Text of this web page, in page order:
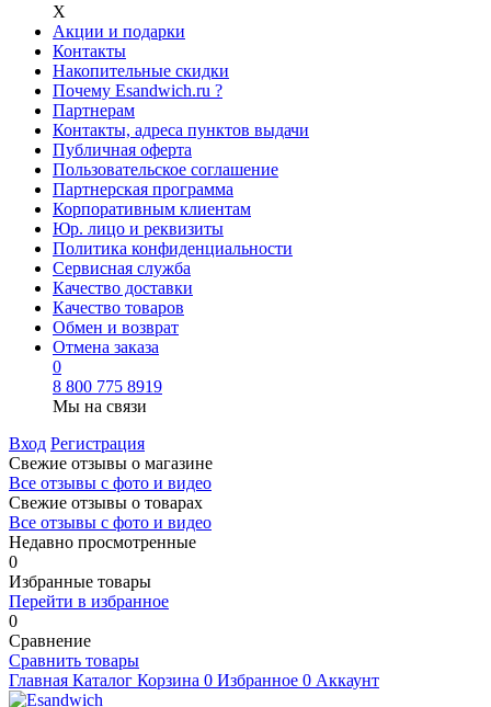
Х
Акции и подарки
Контакты
Накопительные скидки
Почему Esandwich.ru ?
Партнерам
Контакты, адреса пунктов выдачи
Публичная оферта
Пользовательское соглашение
Партнерская программа
Корпоративным клиентам
Юр. лицо и реквизиты
Политика конфиденциальности
Сервисная служба
Качество доставки
Качество товаров
Обмен и возврат
Отмена заказа
0
8 800 775 8919
Мы на связи
Вход Регистрация
Свежие отзывы о магазине
Все отзывы с фото и видео
Свежие отзывы о товарах
Все отзывы c фото и видео
Недавно просмотренные
0
Избранные товары
Перейти в избранное
0
Сравнение
Сравнить товары
Главная Каталог Корзина 0 Избранное 0 Аккаунт